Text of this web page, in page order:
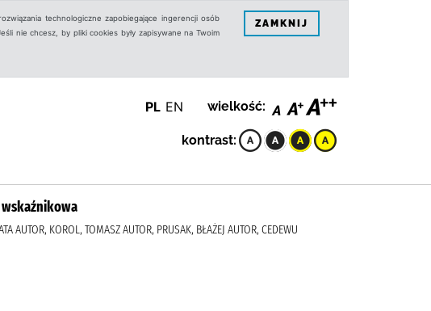
technologiczne zapobiegające ingerencji osób
nie chcesz, by pliki cookies były zapisywane na Twoim
ZAMKNIJ
PL EN wielkość:
kontrast:
AUTOR, KOROL, TOMASZ AUTOR, PRUSAK, BŁAŻEJ AUTOR, CEDEWU